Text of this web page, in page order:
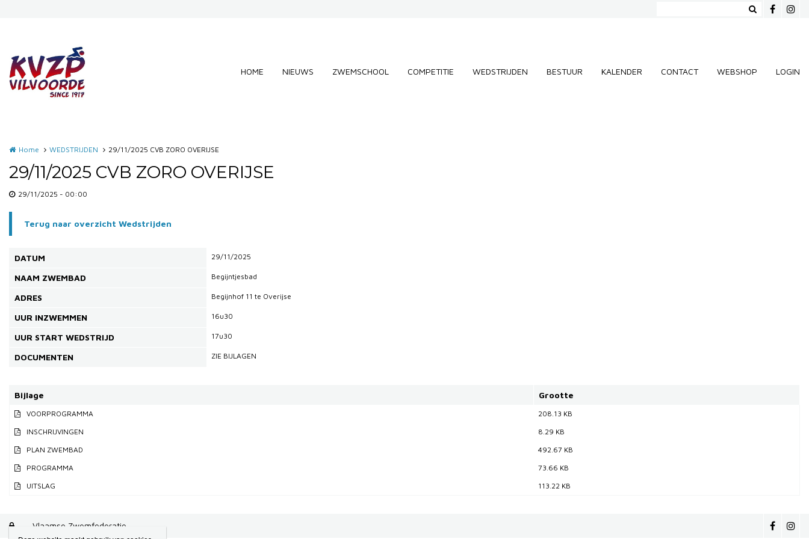
HOME NIEUWS ZWEMSCHOOL COMPETITIE WEDSTRIJDEN BESTUUR KALENDER CONTACT WEBSHOP LOGIN
Home WEDSTRIJDEN 29/11/2025 CVB ZORO OVERIJSE
29/11/2025 CVB ZORO OVERIJSE
29/11/2025 - 00:00
Terug naar overzicht Wedstrijden
DATUM 29/11/2025
NAAM ZWEMBAD Begijntjesbad
ADRES Begijnhof 11 te Overijse
UUR INZWEMMEN 16u30
UUR START WEDSTRIJD 17u30
DOCUMENTEN ZIE BIJLAGEN
Bijlage Grootte
VOORPROGRAMMA
208.13 KB
INSCHRIJVINGEN
8.29 KB
PLAN ZWEMBAD
492.67 KB
PROGRAMMA
73.66 KB
UITSLAG
113.22 KB

Vlaamse Zwemfederatie